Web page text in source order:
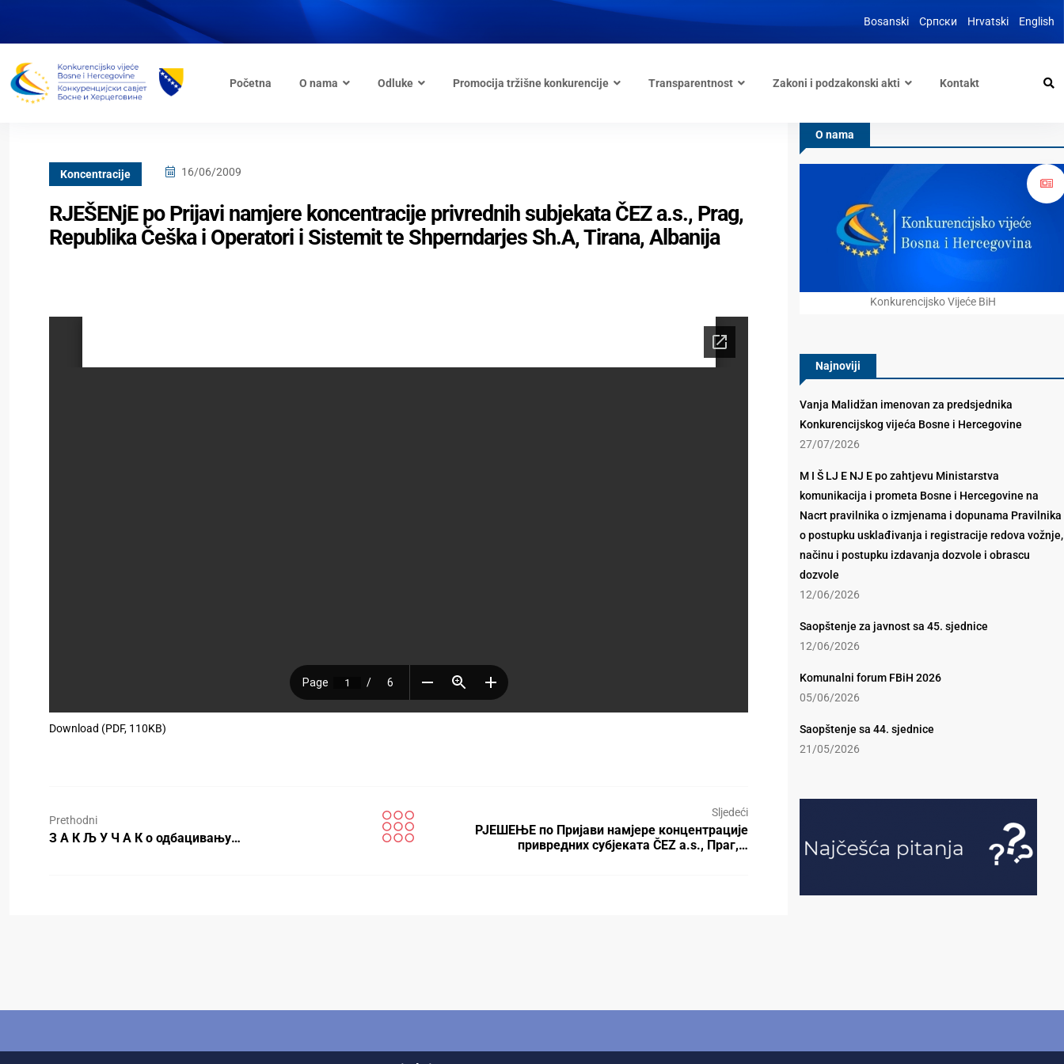
Bosanski Српски Hrvatski English
Početna O nama Odluke Promocija tržišne konkurencije Transparentnost Zakoni i podzakonski akti Kontakt
Koncentracije 16/06/2009
RJEŠENjE po Prijavi namjere koncentracije privrednih subjekata ČEZ a.s., Prag,
Republika Češka i Operatori i Sistemit te Shperndarjes Sh.A, Tirana, Albanija
Download (PDF, 110KB)
Prethodni
З А К Љ У Ч А К о одбацивању…
Sljedeći
РЈЕШЕЊЕ по Пријави намјере концентрације
привредних субјеката ČEZ a.s., Праг,…
O nama
Konkurencijsko Vijeće BiH
Najnoviji
Vanja Malidžan imenovan za predsjednika
Konkurencijskog vijeća Bosne i Hercegovine
27/07/2026
M I Š LJ E NJ E po zahtjevu Ministarstva
komunikacija i prometa Bosne i Hercegovine na
Nacrt pravilnika o izmjenama i dopunama Pravilnika
o postupku usklađivanja i registracije redova vožnje,
načinu i postupku izdavanja dozvole i obrascu
dozvole
12/06/2026
Saopštenje za javnost sa 45. sjednice
12/06/2026
Komunalni forum FBiH 2026
05/06/2026
Saopštenje sa 44. sjednice
21/05/2026